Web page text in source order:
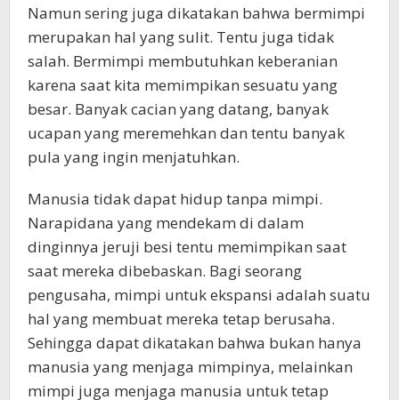
Namun sering juga dikatakan bahwa bermimpi
merupakan hal yang sulit. Tentu juga tidak
salah. Bermimpi membutuhkan keberanian
karena saat kita memimpikan sesuatu yang
besar. Banyak cacian yang datang, banyak
ucapan yang meremehkan dan tentu banyak
pula yang ingin menjatuhkan.
Manusia tidak dapat hidup tanpa mimpi.
Narapidana yang mendekam di dalam
dinginnya jeruji besi tentu memimpikan saat
saat mereka dibebaskan. Bagi seorang
pengusaha, mimpi untuk ekspansi adalah suatu
hal yang membuat mereka tetap berusaha.
Sehingga dapat dikatakan bahwa bukan hanya
manusia yang menjaga mimpinya, melainkan
mimpi juga menjaga manusia untuk tetap